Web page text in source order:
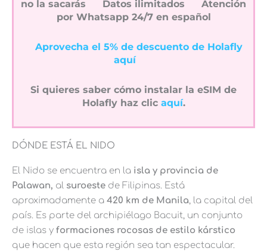
no la sacarás Datos ilimitados
Atención
por Whatsapp 24/7 en español
Aprovecha el 5% de descuento de Holafly
aquí
Si quieres saber cómo instalar la eSIM de
Holafly haz clic aquí.
DÓNDE ESTÁ EL NIDO
El Nido se encuentra en la isla y provincia de
Palawan, al suroeste de Filipinas. Está
aproximadamente a 420 km de Manila, la capital del
país. Es parte del archipiélago Bacuit, un conjunto
de islas y formaciones rocosas de estilo kárstico
que hacen que esta región sea tan espectacular.